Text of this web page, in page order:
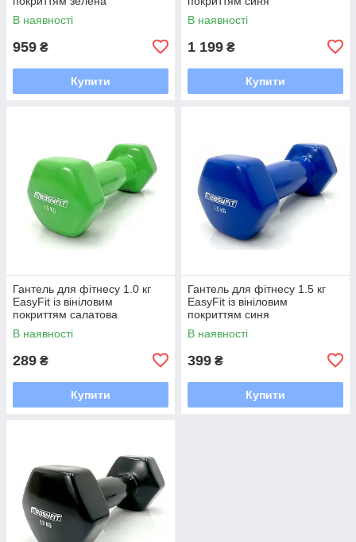
В наявності
959 ₴
Купити
В наявності
1 199 ₴
Купити
Гантель для фітнесу 1.0 кг
EasyFit із вініловим
покриттям салатова
В наявності
289 ₴
Купити
Гантель для фітнесу 1.5 кг
EasyFit із вініловим
покриттям синя
В наявності
399 ₴
Купити